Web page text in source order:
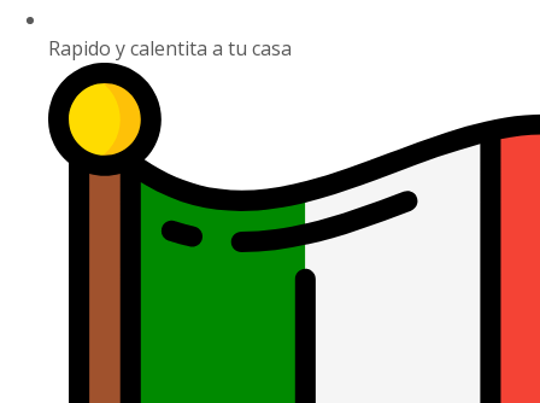
Rapido y calentita a tu casa